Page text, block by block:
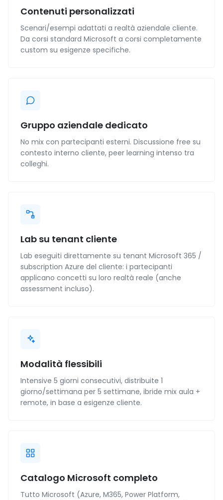
Contenuti personalizzati
Scenari/esempi adattati a realtà aziendale cliente.
Da corsi standard Microsoft a corsi completamente
custom su esigenze specifiche.
Gruppo aziendale dedicato
No mix con partecipanti esterni. Discussione free su
contesto interno cliente, peer learning intenso tra
colleghi.
Lab su tenant cliente
Lab eseguiti direttamente su tenant Microsoft 365 /
subscription Azure del cliente: i partecipanti
applicano concetti su loro realtà reale (anche
assessment incluso).
Modalità flessibili
Intensive 5 giorni consecutivi, distribuite 1
giorno/settimana per 5 settimane, ibride mix aula +
remote, in base a esigenze cliente.
Catalogo Microsoft completo
Tutto Microsoft (Azure, M365, Power Platform,